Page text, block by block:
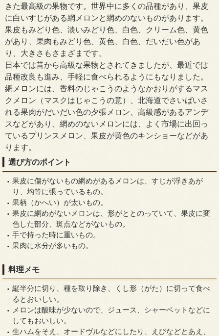
きた最高級の果物です。世界中に多くの品種があり、果皮
に白いすじがある網メロンと網めのないものがあります。
果皮もみどり色、淡いみどり色、白色、クリーム色、黄色
があり、果肉もみどり色、黄色、白色、だいだい色があ
り、大きさもさまざまです。
日本では昔から高級な果物とされてきましたが、最近では
品種改良も進み、手軽に食べられるようにもなりました。
網メロンには、香料のじゃこうのようなかおりがするマス
クメロン（マスクはじゃこうの意）、北海道でさいばいさ
れる果肉がだいだい色の夕張メロン、高級感があるアンデ
スなどがあり、網めのないメロンには、よく市場に出回っ
ているプリンスメロン、果皮が黄色のキンショーなどがあ
ります。
選び方のポイント
果皮に傷がないもの網めがあるメロンは、すじが浮きあが
り、均等に張っているもの。
果柄（かへい）が太いもの。
果皮に網めがないメロンは、形がととのっていて、果皮に変
色した部分、斑点などがないもの。
手で持った時に重いもの。
果肉に水分が多いもの。
料理メモ
縦半分に切り、種を取り除き、くし形（がた）に切って食べ
るとおいしい。
メロンは酸味が少ないので、ジュース、シャーベットなどに
してもおいしい。
生ハムをそえ、オードヴルなどにしたり、えびなどとあえ、